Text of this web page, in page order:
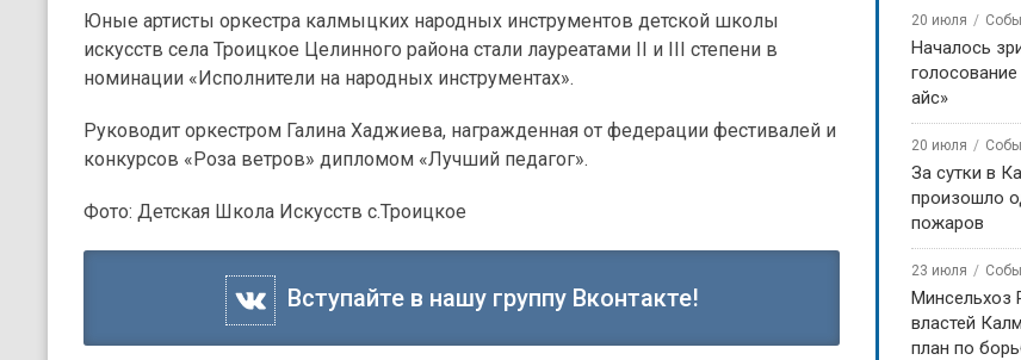
Юные артисты оркестра калмыцких народных инструментов детской школы
искусств села Троицкое Целинного района стали лауреатами II и III степени в
номинации «Исполнители на народных инструментах».
Руководит оркестром Галина Хаджиева, награжденная от федерации фестивалей и
конкурсов «Роза ветров» дипломом «Лучший педагог».
Фото: Детская Школа Искусств с.Троицкое
Вступайте в нашу группу Вконтакте!
20 июля
Началось
голосование
айс»
20 июля
За сутки в
произошло
пожаров
23 июля
Минсельхоз
властей
план по